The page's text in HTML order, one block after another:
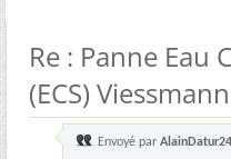
Re : Panne Eau
(ECS)
Envoyé par AlainDatur24